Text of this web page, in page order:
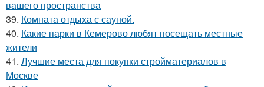
вашего пространства
39. Комната отдыха с сауной.
40. Какие парки в Кемерово любят посещать местные
жители
41. Лучшие места для покупки стройматериалов в
Москве